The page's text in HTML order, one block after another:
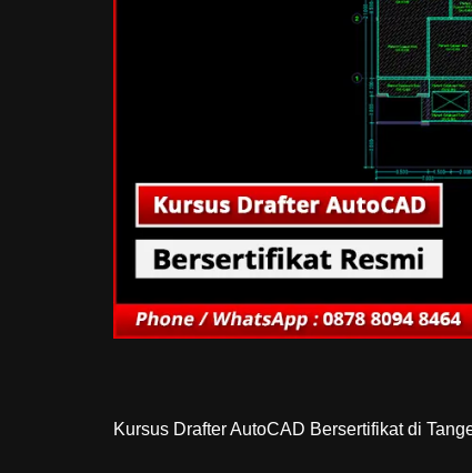
Kursus Drafter AutoCAD Bersertifikat di